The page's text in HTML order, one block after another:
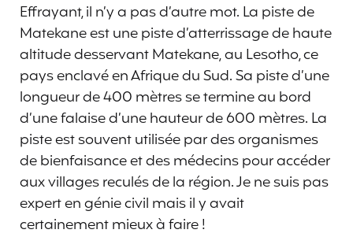
Effrayant, il n’y a pas d’autre mot. La piste de
Matekane est une piste d’atterrissage de haute
altitude desservant Matekane, au Lesotho, ce
pays enclavé en Afrique du Sud. Sa piste d’une
longueur de 400 mètres se termine au bord
d’une falaise d’une hauteur de 600 mètres. La
piste est souvent utilisée par des organismes
de bienfaisance et des médecins pour accéder
aux villages reculés de la région. Je ne suis pas
expert en génie civil mais il y avait
certainement mieux à faire !